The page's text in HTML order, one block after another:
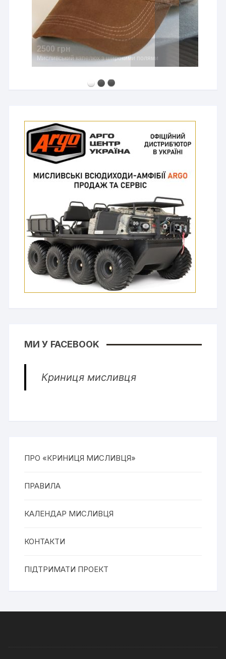
2500 грн
Мисливський капелюх з широкими полями
МИ У FACEBOOK
Криниця мисливця
ПРО «КРИНИЦЯ МИСЛИВЦЯ»
ПРАВИЛА
КАЛЕНДАР МИСЛИВЦЯ
КОНТАКТИ
ПІДТРИМАТИ ПРОЕКТ